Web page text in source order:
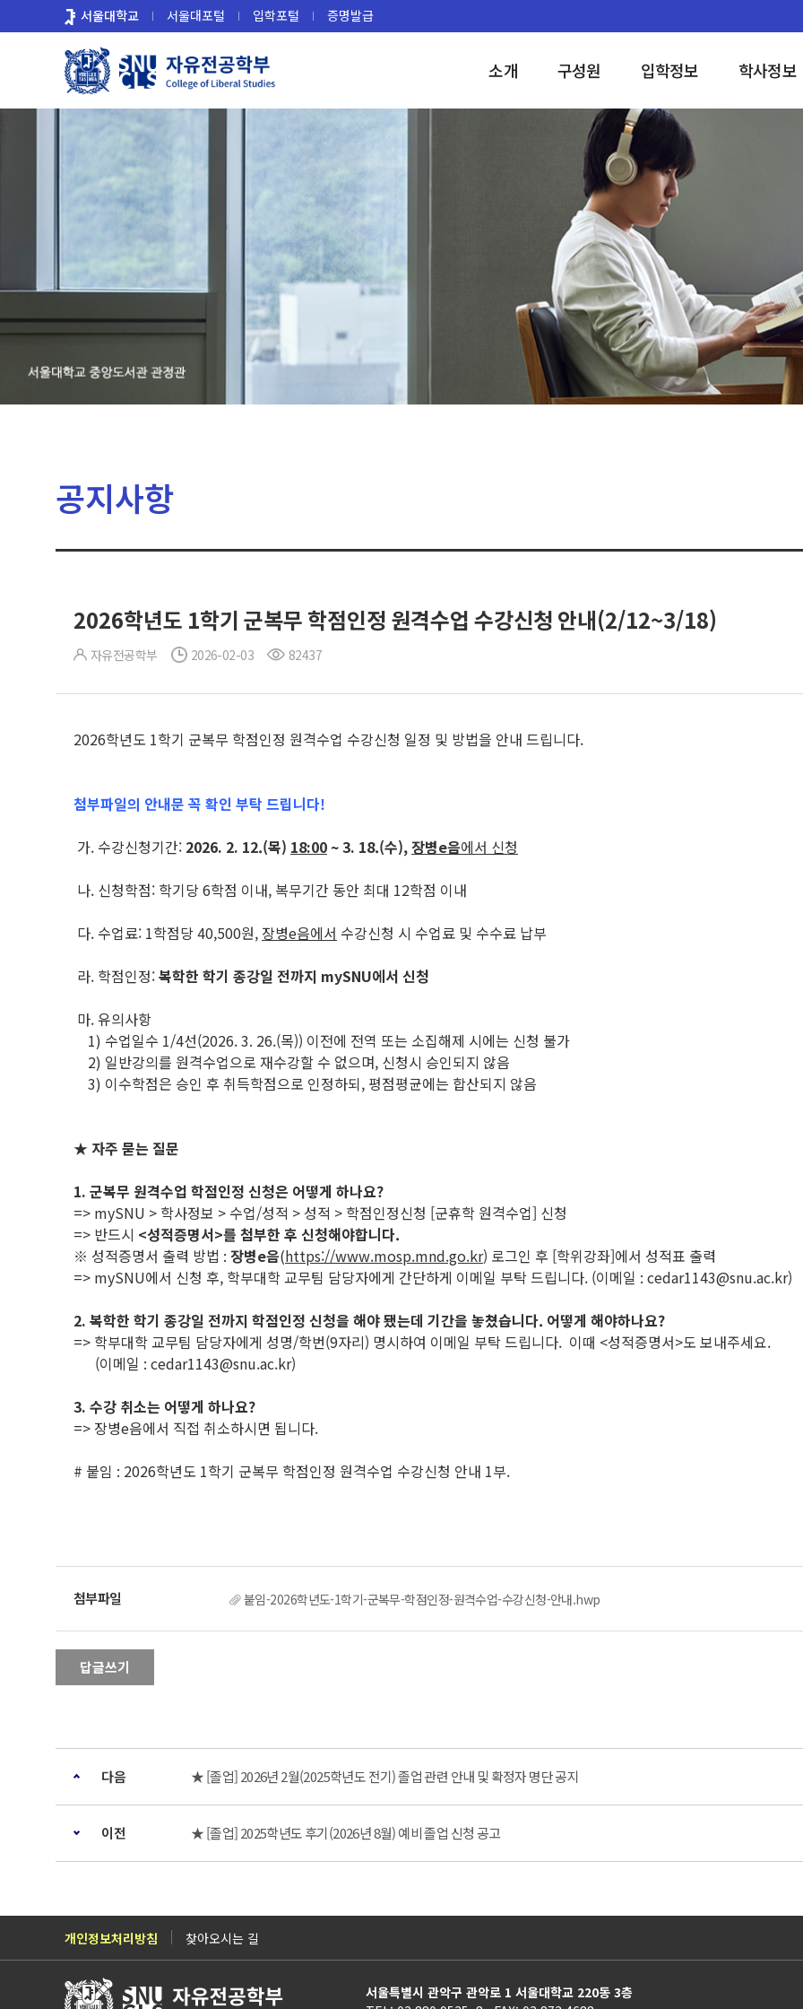
로
서울대학교 서울대포털 입학포털 증명발급
소개 구성원 입학정보 학사정보
공지사항
2026학년도 1학기 군복무 학점인정 원격수업 수강신청 안내(2/12~3/18)
자유전공학부 2026-02-03 82437
2026학년도 1학기 군복무 학점인정 원격수업 수강신청 일정 및 방법을 안내 드립니다.
첨부파일의 안내문 꼭 확인 부탁 드립니다!
가. 수강신청기간: 2026. 2. 12.(목) 18:00~ 3. 18.(수),장병e음에서 신청
나. 신청학점: 학기당 6학점 이내, 복무기간 동안 최대 12학점 이내
다. 수업료: 1학점당 40,500원, 장병e음에서 수강신청 시 수업료 및 수수료 납부
라. 학점인정:복학한 학기 종강일 전까지 mySNU에서 신청
마. 유의사항
1) 수업일수 1/4선(2026. 3. 26.(목)) 이전에 전역 또는 소집해제 시에는 신청 불가
2) 일반강의를 원격수업으로 재수강할 수 없으며, 신청시 승인되지 않음
3) 이수학점은 승인 후 취득학점으로 인정하되, 평점평균에는 합산되지 않음
★ 자주 묻는 질문
1. 군복무 원격수업 학점인정 신청은 어떻게 하나요?
=> mySNU > 학사정보 > 수업/성적 > 성적 > 학점인정신청 [군휴학 원격수업] 신청
=> 반드시 <성적증명서>를 첨부한 후 신청해야합니다.
※ 성적증명서 출력 방법 : 장병e음(https://www.mosp.mnd.go.kr) 로그인 후 [학위강좌]에서 성적표 출력
=> mySNU에서 신청 후, 학부대학 교무팀 담당자에게 간단하게 이메일 부탁 드립니다. (이메일 : cedar1143@snu.ac.kr)
2. 복학한 학기 종강일 전까지 학점인정 신청을 해야 됐는데 기간을 놓쳤습니다. 어떻게 해야하나요?
=> 학부대학 교무팀 담당자에게 성명/학번(9자리) 명시하여 이메일 부탁 드립니다. 이때 <성적증명서>도 보내주세요.
(이메일 : cedar1143@snu.ac.kr)
3. 수강 취소는 어떻게 하나요?
=> 장병e음에서 직접 취소하시면 됩니다.
# 붙임 : 2026학년도 1학기 군복무 학점인정 원격수업 수강신청 안내 1부.
붙임-2026학년도-1학기-군복무-학점인정-원격수업-수강신청-안내.hwp
답글쓰기
다음 ★ [졸업] 2026년 2월(2025학년도 전기) 졸업 관련 안내 및 확정자 명단 공지
이전 ★ [졸업] 2025학년도 후기(2026년 8월) 예비 졸업 신청 공고
개인정보처리방침 찾아오시는 길
서울특별시 관악구 관악로 1 서울대학교 220동 3층